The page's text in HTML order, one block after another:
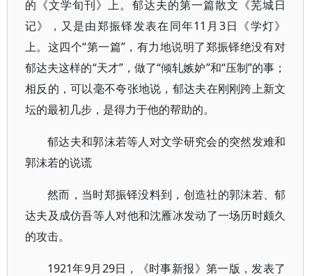
的《文学旬刊》上。郁达夫的第一篇散文《芜城日
记》，又是由郑振铎发表在同年11月3日《学灯》
上。这四个“第一篇”，有力地说明了郑振铎绝没有对
郁达夫这样的“天才”，做了“倾轧嫉妒”和“压制”的事；
相反的，可以毫不夸张地说，郁达夫在刚刚跨上新文
坛的最初几步，是得力于他的帮助的。
郁达夫和郭沫若等人对文学研究会的突然发难和
郭沫若的说谎
然而，当时郑振铎没料到，创造社的郭沫若、郁
达夫及成仿吾等人对他和沈雁冰发动了一场历时颇久
的攻击。
1921年9月29日，《时事新报》第一版，发表了